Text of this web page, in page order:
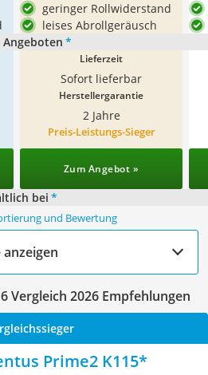
geringer Rollwiderstand
leises Abrollgeräusch
Angeboten *
Lieferzeit
Sofort lieferbar
Herstellergarantie
2 Jahre
Preis-Leistungs-Sieger
Zum Angebot »
bei *
und Bewertung
Vergleich 2026 Empfehlungen
Prime2 K115